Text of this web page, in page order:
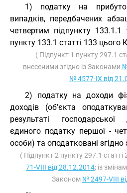
1) податку на
випадків, передбачених
четвертим підпункту
пункту 133.1 статті 133 цього
( Підпункт 1 пункту 297.1
внесеними згідно із Законами
№ 4577-IX від
2) податку на доходи
доходів (об’єкта
результаті господарської
єдиного податку першої -
особи) та оподатковані
( Підпункт 2 пункту 297.1 статті
71-VIII від 28.12.2014; із
Законом № 2497-VIII